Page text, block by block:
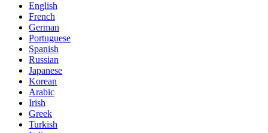
English
French
German
Portuguese
Spanish
Russian
Japanese
Korean
Arabic
Irish
Greek
Turkish